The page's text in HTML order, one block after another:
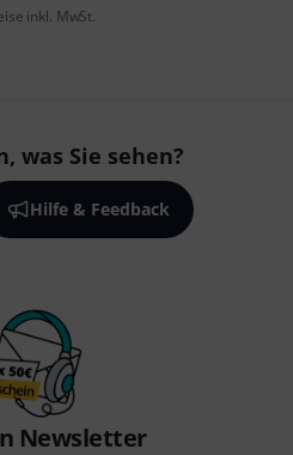
inkl. MwSt.
was Sie sehen?
Hilfe & Feedback
Newsletter